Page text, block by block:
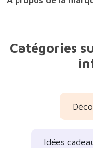
Catégories
Idées